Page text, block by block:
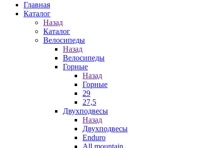
Главная
Каталог
Назад
Каталог
Велосипеды
Назад
Велосипеды
Горные
Назад
Горные
29
27,5
Двухподвесы
Назад
Двухподвесы
Enduro
All mountain